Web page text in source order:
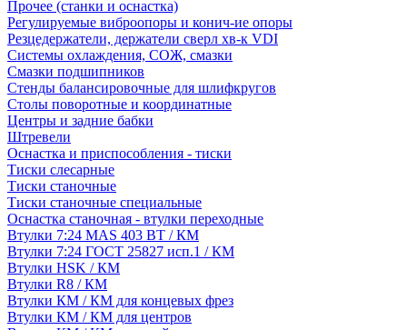
Прочее (станки и оснастка)
Регулируемые виброопоры и конич-ие опоры
Резцедержатели, держатели сверл хв-к VDI
Системы охлаждения, СОЖ, смазки
Смазки подшипников
Стенды балансировочные для шлифкругов
Столы поворотные и координатные
Центры и задние бабки
Штревели
Оснастка и приспособления - тиски
Тиски слесарные
Тиски станочные
Тиски станочные специальные
Оснастка станочная - втулки переходные
Втулки 7:24 MAS 403 BT / КМ
Втулки 7:24 ГОСТ 25827 исп.1 / КМ
Втулки HSK / КМ
Втулки R8 / КМ
Втулки КМ / КМ для концевых фрез
Втулки КМ / КМ для центров